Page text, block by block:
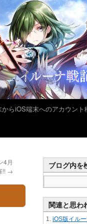
らiOS端末へのアカウント
4月
!! →
ブログ内を
関連と思わ
iOS版イル